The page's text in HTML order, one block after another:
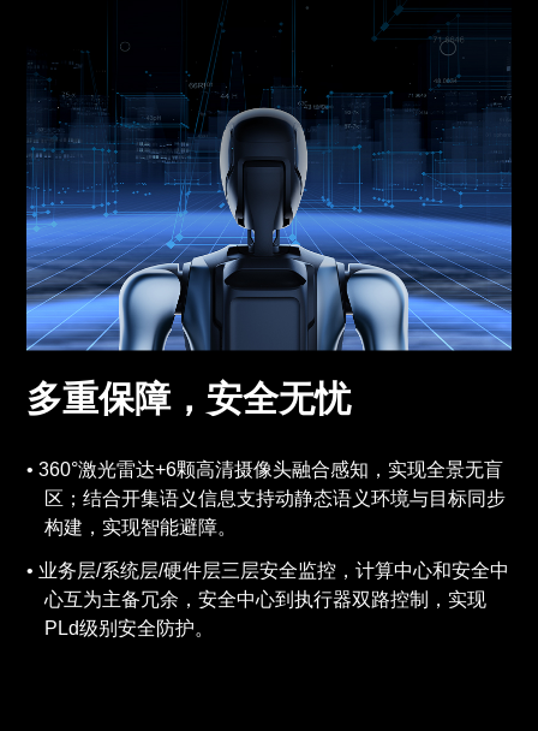
多重保障，安全无忧
360°激光雷达+6颗高清摄像头融合感知，实现全景无盲
区；结合开集语义信息支持动静态语义环境与目标同步
构建，实现智能避障。
业务层/系统层/硬件层三层安全监控，计算中心和安全中
心互为主备冗余，安全中心到执行器双路控制，实现
PLd级别安全防护。